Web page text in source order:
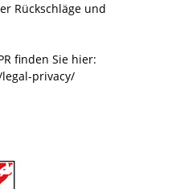
Rückschläge und
finden Sie hier:
privacy/